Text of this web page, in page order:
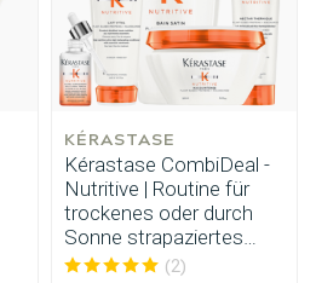
KÉRASTASE
Kérastase CombiDeal -
Nutritive | Routine für
trockenes oder durch
Sonne strapaziertes
Haar
(2)